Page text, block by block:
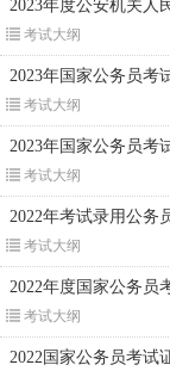
2023年度公安机关人
考试大纲
2023年国家公务员考
考试大纲
2023年国家公务员考
考试大纲
2022年考试录用公务
考试大纲
2022年度国家公务员
考试大纲
2022国家公务员考试